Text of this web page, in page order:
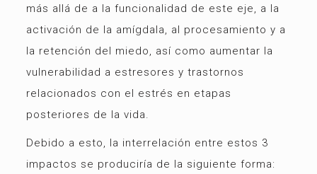
más allá de a la funcionalidad de este eje, a la
activación de la amígdala, al procesamiento y a
la retención del miedo, así como aumentar la
vulnerabilidad a estresores y trastornos
relacionados con el estrés en etapas
posteriores de la vida.
Debido a esto, la interrelación entre estos 3
impactos se produciría de la siguiente forma: